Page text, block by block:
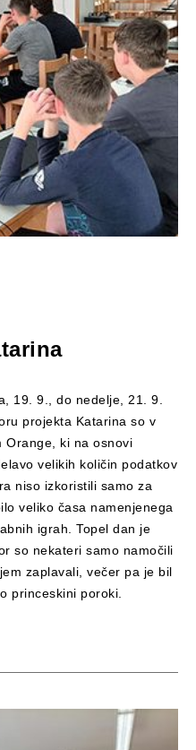
19. 9., do nedelje, 21. 9.
projekta Katarina so v
Orange, ki na osnovi
velikih količin podatkov
niso izkoristili samo za
veliko časa namenjenega
igrah. Topel dan je
so nekateri samo namočili
zaplavali, večer pa je bil
princeskini poroki.